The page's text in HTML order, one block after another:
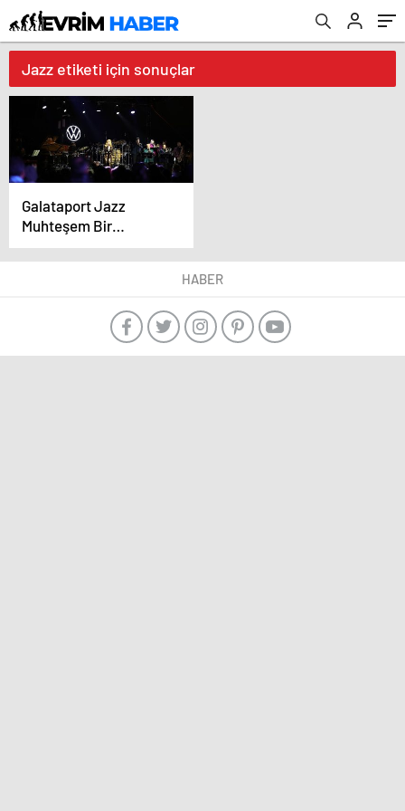
Jazz etiketi için sonuçlar
Galataport Jazz
Muhteşem Bir
Konserle Başladı
HABER